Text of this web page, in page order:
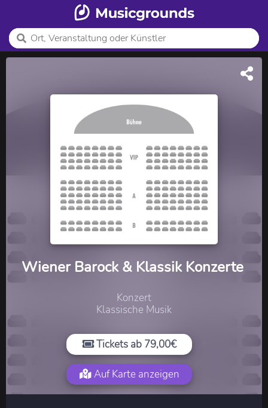
Wiener Barock & Klassik Konzerte
Konzert
Klassische Musik
Tickets ab 79,00€
Auf Karte anzeigen